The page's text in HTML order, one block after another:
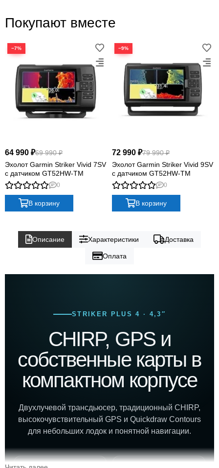
Покупают вместе
−7%
64 990 ₽69 990 ₽
Эхолот Garmin Striker Vivid 7SV
с датчиком GT52HW-TM
0
В корзину
−9%
72 990 ₽79 990 ₽
Эхолот Garmin Striker Vivid 9SV
с датчиком GT52HW-TM
0
В корзину
Описание Характеристики Доставка
Оплата
STRIKER PLUS 4 · 4,3″
CHIRP, GPS и
собственные карты в
компактном корпусе
Двухлучевой трансдьюсер, традиционный CHIRP,
высокочувствительный GPS и Quickdraw Contours
для небольших лодок и понятной навигации.